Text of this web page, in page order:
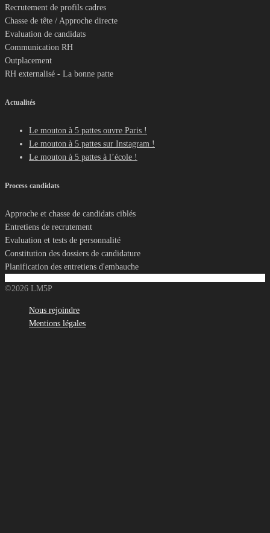
Recrutement de profils cadres
Chasse de tête / Approche directe
Evaluation de candidats
Communication RH
Outplacement
RH externalisé - La bonne patte
Actualités
Le mouton à 5 pattes ouvre Paris !
Le mouton à 5 pattes sur Instagram !
Le mouton à 5 pattes à l’école !
Process candidats
Approche et chasse de candidats ciblés
Entretiens de recrutement
Evaluation et tests de personnalité
Constitution des dossiers de candidature
Planification des entretiens d'embauche
©2026 LM5P
Nous rejoindre
Mentions légales